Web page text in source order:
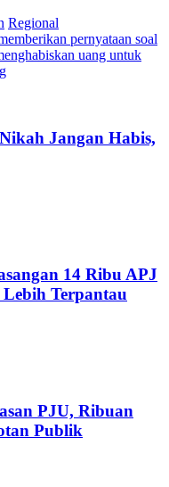
Regional
Jangan Habis,
14 Ribu APJ
Terpantau
PJU, Ribuan
Publik